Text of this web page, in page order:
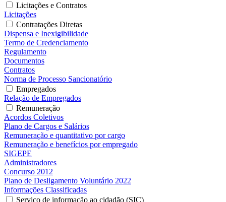
Licitações e Contratos
Licitações
Contratações Diretas
Dispensa e Inexigibilidade
Termo de Credenciamento
Regulamento
Documentos
Contratos
Norma de Processo Sancionatório
Empregados
Relação de Empregados
Remuneração
Acordos Coletivos
Plano de Cargos e Salários
Remuneração e quantitativo por cargo
Remuneração e benefícios por empregado
SIGEPE
Administradores
Concurso 2012
Plano de Desligamento Voluntário 2022
Informações Classificadas
Serviço de informação ao cidadão (SIC)